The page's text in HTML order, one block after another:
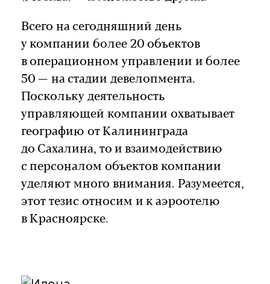
Всего на сегодняшний день
у компании более 20 объектов
в операционном управлении и более
50 — на стадии девелопмента.
Поскольку деятельность
управляющей компании охватывает
географию от Калининграда
до Сахалина, то и взаимодействию
с персоналом объектов компании
уделяют много внимания. Разумеется,
этот тезис относим и к аэроотелю
в Красноярске.